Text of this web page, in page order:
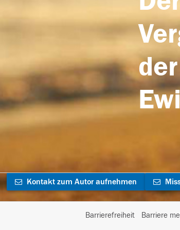
Kontakt zum Autor aufnehmen
Barrierefreiheit Barriere